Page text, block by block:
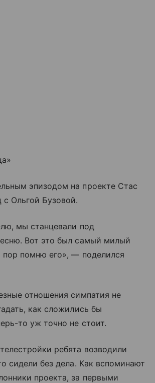
эпизодом на проекте Стас
с Ольгой Бузовой.
мы станцевали под
Вот это был самый милый
помню его», — поделился
отношения симпатия не
как сложились бы
то уж точно не стоит.
ребята возводили
сидели без дела. Как вспоминают
проекта, за первыми